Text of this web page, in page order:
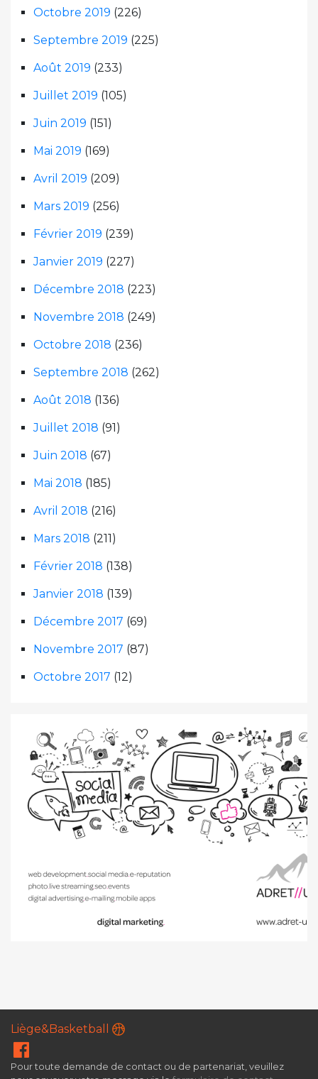
Octobre 2019 (226)
Septembre 2019 (225)
Août 2019 (233)
Juillet 2019 (105)
Juin 2019 (151)
Mai 2019 (169)
Avril 2019 (209)
Mars 2019 (256)
Février 2019 (239)
Janvier 2019 (227)
Décembre 2018 (223)
Novembre 2018 (249)
Octobre 2018 (236)
Septembre 2018 (262)
Août 2018 (136)
Juillet 2018 (91)
Juin 2018 (67)
Mai 2018 (185)
Avril 2018 (216)
Mars 2018 (211)
Février 2018 (138)
Janvier 2018 (139)
Décembre 2017 (69)
Novembre 2017 (87)
Octobre 2017 (12)
Liège&Basketball
Pour toute demande de contact ou de partenariat, veuillez